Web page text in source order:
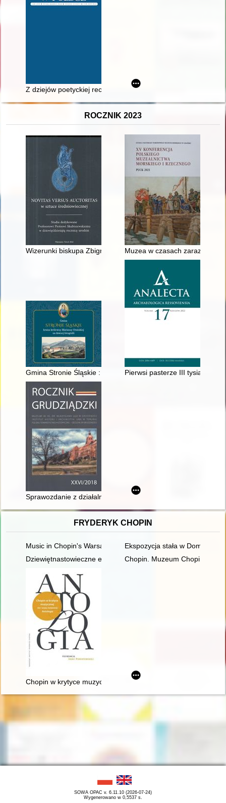
Z dziejów poetyckiej recepcji rycin do "Tryumfów" Petrarki :
ROCZNIK 2023
Wizerunki biskupa Zbigniewa Oleśnickiego i początki portretu
Muzea w czasach zarazy
Gmina Stronie Śląskie : kraina królewny Marianny Orańskiej
Pierwsi pasterze III tysiąclecia
Sprawozdanie z działalności Towarzystwa Opieki nad
FRYDERYK CHOPIN
Music in Chopin's Warsaw
Ekspozycja stała w Domu
Dziewiętnastowieczne edycje dzieł Fryderyka Chopina jako
Chopin. Muzeum Chopina.
Chopin w krytyce muzycznej (do I wojny światowej). Antologia
SOWA OPAC v. 6.11.10 (2026-07-24)
Wygenerowano w 0,5537 s.